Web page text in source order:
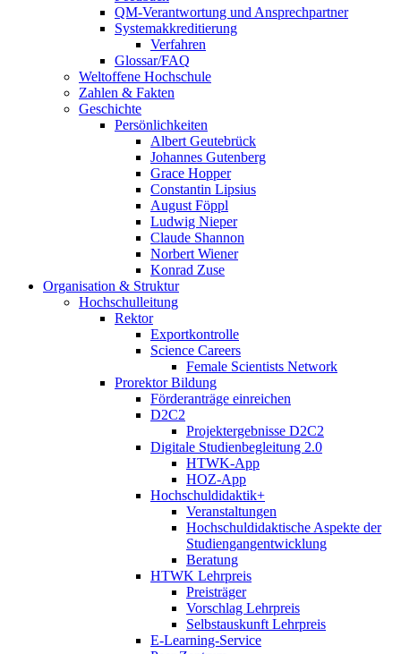
QM-Verantwortung und Ansprechpartner
Systemakkreditierung
Verfahren
Glossar/FAQ
Weltoffene Hochschule
Zahlen & Fakten
Geschichte
Persönlichkeiten
Albert Geutebrück
Johannes Gutenberg
Grace Hopper
Constantin Lipsius
August Föppl
Ludwig Nieper
Claude Shannon
Norbert Wiener
Konrad Zuse
Organisation & Struktur
Hochschulleitung
Rektor
Exportkontrolle
Science Careers
Female Scientists Network
Prorektor Bildung
Förderanträge einreichen
D2C2
Projektergebnisse D2C2
Digitale Studienbegleitung 2.0
HTWK-App
HOZ-App
Hochschuldidaktik+
Veranstaltungen
Hochschuldidaktische Aspekte der
Studiengangentwicklung
Beratung
HTWK Lehrpreis
Preisträger
Vorschlag Lehrpreis
Selbstauskunft Lehrpreis
E-Learning-Service